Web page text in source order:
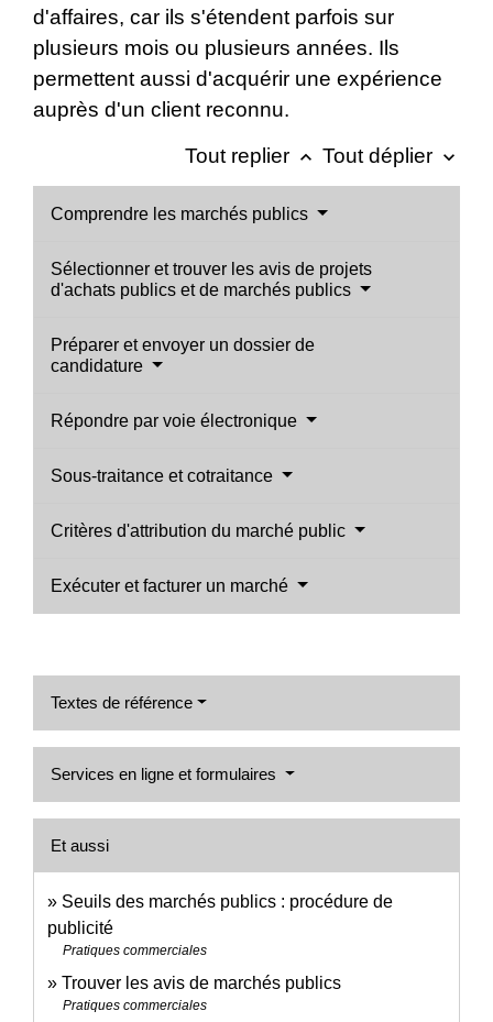
d'affaires, car ils s'étendent parfois sur
plusieurs mois ou plusieurs années. Ils
permettent aussi d'acquérir une expérience
auprès d'un client reconnu.
Tout replier keyboard_arrow_up Tout déplier keyboard_arrow_down
Comprendre les marchés publics
Sélectionner et trouver les avis de projets
d'achats publics et de marchés publics
Préparer et envoyer un dossier de
candidature
Répondre par voie électronique
Sous-traitance et cotraitance
Critères d'attribution du marché public
Exécuter et facturer un marché
Textes de référence
Services en ligne et formulaires
Et aussi
Seuils des marchés publics : procédure de
publicité
Pratiques commerciales
Trouver les avis de marchés publics
Pratiques commerciales